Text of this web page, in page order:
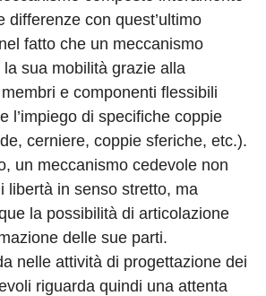
differenze con quest’ultimo
fatto che un meccanismo
sua mobilità grazie alla
e componenti flessibili
l’impiego di specifiche coppie
cerniere, coppie sferiche, etc.).
un meccanismo cedevole non
libertà in senso stretto, ma
la possibilità di articolazione
delle sue parti.
nelle attività di progettazione dei
riguarda quindi una attenta